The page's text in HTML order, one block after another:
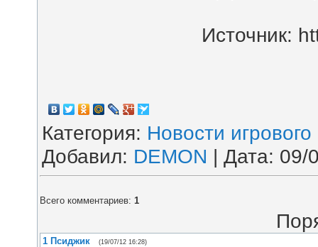
Источник:
Категория: Новости
Добавил: DEMON | Дата: 09/
Всего комментариев: 1
1 Псиджик (19/07/12 16:28)